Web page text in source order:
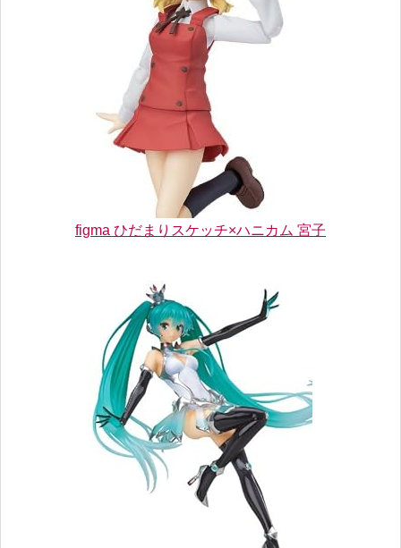
figma ひだまりスケッチ×ハニカム 宮子